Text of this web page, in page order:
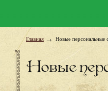
Главная Новые персональные
Новые